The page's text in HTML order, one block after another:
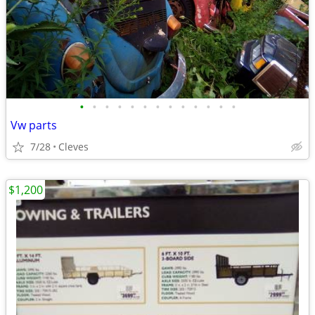
• • • • • • • • • • • • •
Vw parts
7/28 Cleves
$1,200